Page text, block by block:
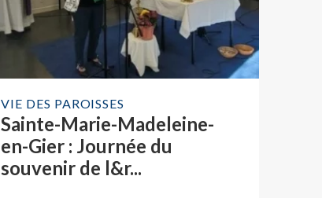
VIE DES PAROISSES
Sainte-Marie-Madeleine-
en-Gier : Journée du
souvenir de l&r...